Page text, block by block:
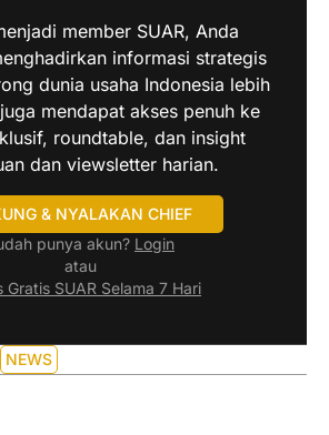
member SUAR, Anda
informasi strategis
dunia usaha Indonesia lebih
mendapat akses penuh ke
roundtable, dan insight
dan viewsletter harian.
& NYALAKAN CHIEF
punya akun? Login
atau
Gratis SUAR Selama 7 Hari
NEWS